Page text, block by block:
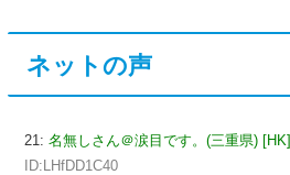
ネットの声
21: 名無しさん＠涙目です。(三重県) [HK]
ID:LHfDD1C40